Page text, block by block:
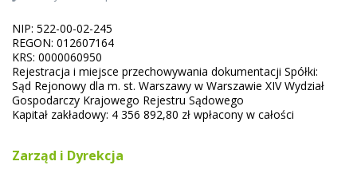
NIP: 522-00-02-245
REGON: 012607164
KRS: 0000060950
Rejestracja i miejsce przechowywania dokumentacji Spółki:
Sąd Rejonowy dla m. st. Warszawy w Warszawie XIV Wydział
Gospodarczy Krajowego Rejestru Sądowego
Kapitał zakładowy: 4 356 892,80 zł wpłacony w całości
Zarząd i Dyrekcja